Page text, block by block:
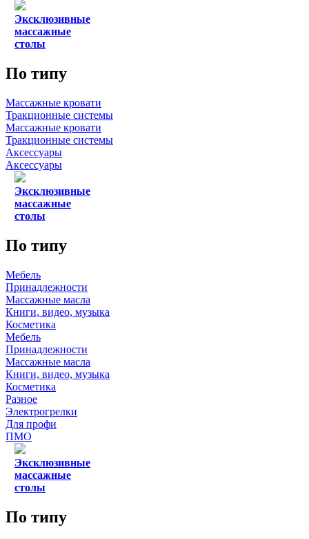
Эксклюзивные
массажные
столы
По типу
Массажные кровати
Тракционные системы
Массажные кровати
Тракционные системы
Аксессуары
Аксессуары
Эксклюзивные
массажные
столы
По типу
Мебель
Принадлежности
Массажные масла
Книги, видео, музыка
Косметика
Мебель
Принадлежности
Массажные масла
Книги, видео, музыка
Косметика
Разное
Электрогрелки
Для профи
ПМО
Эксклюзивные
массажные
столы
По типу